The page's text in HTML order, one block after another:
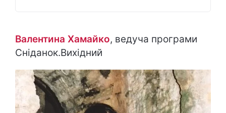
Валентина Хамайко, ведуча програми
Сніданок.Вихідний